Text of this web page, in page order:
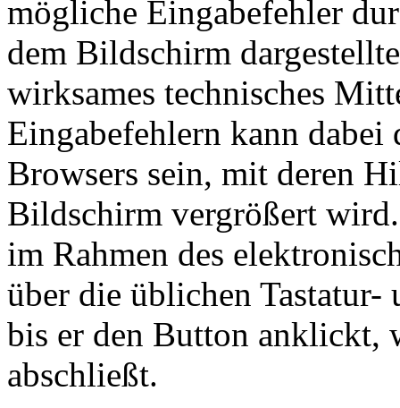
mögliche Eingabefehler
dem Bildschirm
wirksames technisches
Eingabefehlern kann
Browsers sein, mit deren
Bildschirm vergrößert
im Rahmen des
über die üblichen
bis er den Button anklickt,
abschließt.